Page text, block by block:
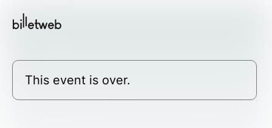
This event is over.